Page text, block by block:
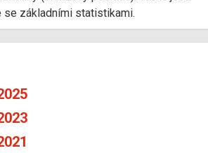
se základními statistikami.